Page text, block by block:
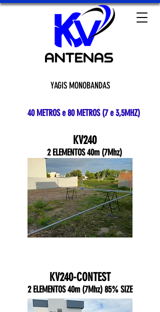
YAGIS MONOBANDAS
40 METROS e 80 METROS (7 e 3,5MHZ)
KV240
2 ELEMENTOS 40m (7Mhz)
KV240-CONTEST
2 ELEMENTOS 40m (7Mhz) 85% SIZE